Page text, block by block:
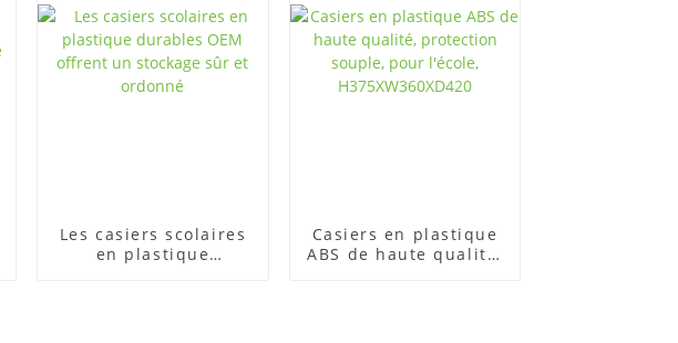
Les casiers scolaires
en plastique
Casiers en plastique
ABS de haute qualité,